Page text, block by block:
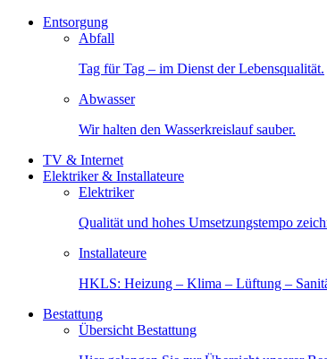
Entsorgung
Abfall
Tag für Tag – im Dienst der Lebensqualität.
Abwasser
Wir halten den Wasserkreislauf sauber.
TV & Internet
Elektriker & Installateure
Elektriker
Qualität und hohes Umsetzungstempo
Installateure
HKLS: Heizung – Klima – Lüftung –
Bestattung
Übersicht Bestattung